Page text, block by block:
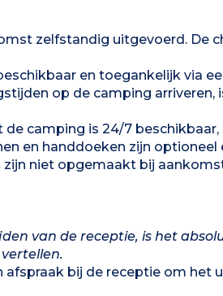
zelfstandig uitgevoerd. De
en toegankelijk via
op de camping arriveren,
camping is 24/7
en handdoeken zijn
niet opgemaakt bij
van de receptie, is het
bij de receptie om het